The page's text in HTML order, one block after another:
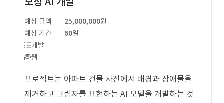
예상 금액
25,000,000원
예상 기간
60일
개발
웹
프로젝트는 아파트 건물 사진에서 배경과 장애물을
제거하고 그림자를 표현하는 AI 모델을 개발하는 것